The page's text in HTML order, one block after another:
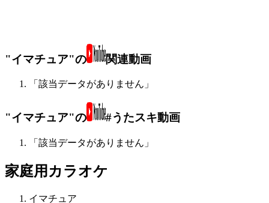
"イマチュア"の 関連動画
「該当データがありません」
"イマチュア"の #うたスキ動画
「該当データがありません」
家庭用カラオケ
イマチュア